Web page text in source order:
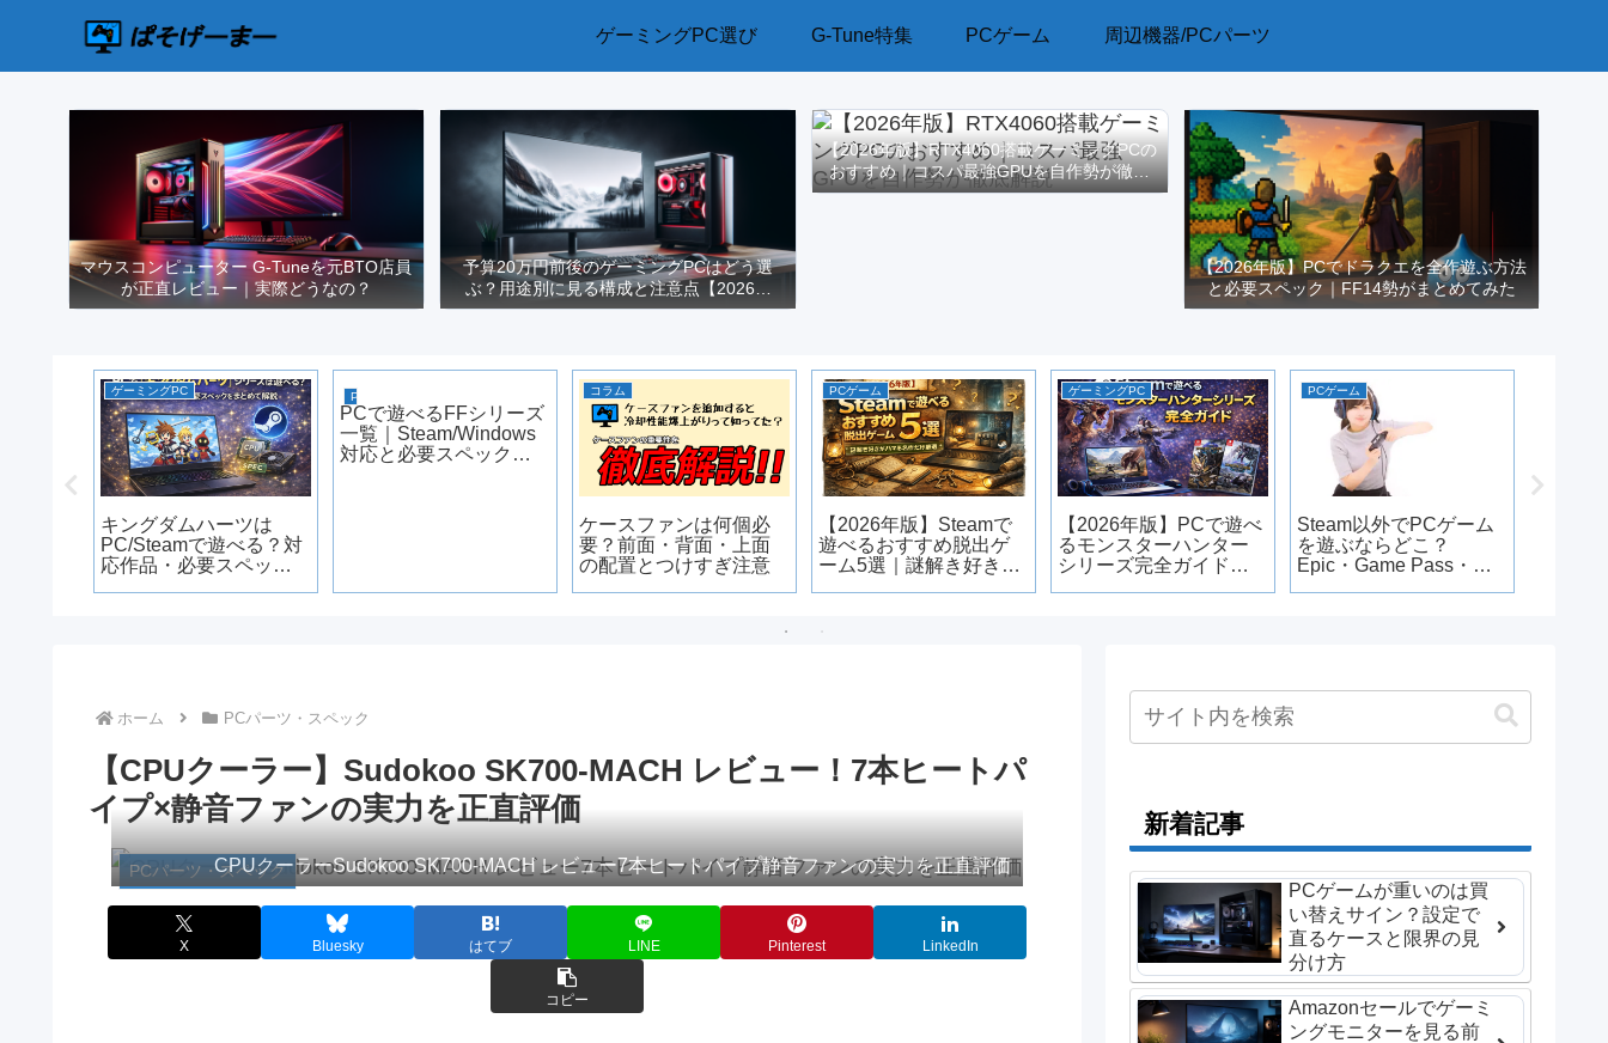
ゲーミングPC選び G-Tune特集 PCゲーム 周辺機器/PCパーツ
マウスコンピューター G-Tuneを元BTO店員
が正直レビュー｜実際どうなの？
予算20万円前後のゲーミングPCはどう選
ぶ？用途別に見る構成と注意点【2026年
版】
【2026年版】RTX4060搭載ゲーミングPCの
おすすめ｜コスパ最強GPUを自作勢が徹底
解説
【2026年版】PCでドラクエを全作遊ぶ方法
と必要スペック｜FF14勢がまとめてみた
ゲーミングPC
キングダムハーツは
PC/Steamで遊べる？対
応作品・必要スペッ
PCゲーム
PCで遊べるFFシリーズ
一覧｜Steam/Windows
対応と必要スペック
コラム
ケースファンは何個必
要？前面・背面・上面
の配置とつけすぎ注意
PCゲーム
【2026年版】Steamで
遊べるおすすめ脱出ゲ
ーム5選｜謎解き好きが
ゲーミングPC
【2026年版】PCで遊べ
るモンスターハンター
シリーズ完全ガイド｜
PCゲーム
Steam以外でPCゲーム
を遊ぶならどこ？
Epic・Game Pass・
ホーム PCパーツ・スペック
【CPUクーラー】Sudokoo SK700-MACH レビュー！7本ヒートパ
イプ×静音ファンの実力を正直評価
PCパーツ・スペックCPUクーラーSudokoo SK700-MACH レビュー7本ヒートパイプ静音ファンの実力を正直評価
X Bluesky はてブ LINE Pinterest LinkedIn
コピー
新着記事
PCゲームが重いのは買
い替えサイン？設定で
直るケースと限界の見
分け方
Amazonセールでゲーミ
ングモニターを見る前